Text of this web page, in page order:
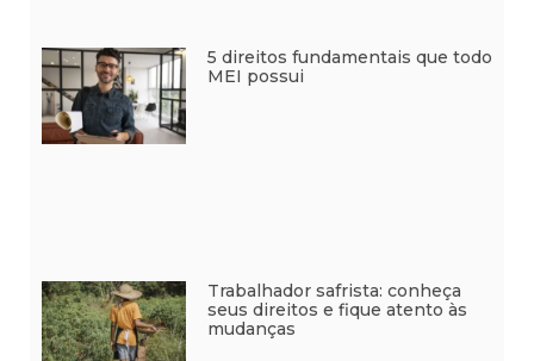
5 direitos fundamentais que todo
MEI possui
Trabalhador safrista: conheça
seus direitos e fique atento às
mudanças